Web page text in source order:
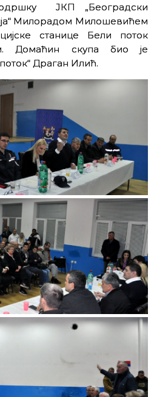
ЈКП „Београдски
Милорадом Милошевићем
станице Бели поток
Домаћин скупа био је
Драган Илић.